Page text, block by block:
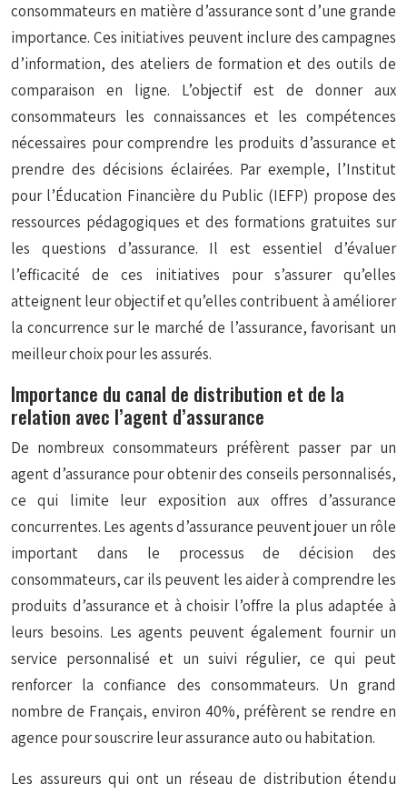
consommateurs en matière d’assurance sont d’une grande
importance. Ces initiatives peuvent inclure des campagnes
d’information, des ateliers de formation et des outils de
comparaison en ligne. L’objectif est de donner aux
consommateurs les connaissances et les compétences
nécessaires pour comprendre les produits d’assurance et
prendre des décisions éclairées. Par exemple, l’Institut
pour l’Éducation Financière du Public (IEFP) propose des
ressources pédagogiques et des formations gratuites sur
les questions d’assurance. Il est essentiel d’évaluer
l’efficacité de ces initiatives pour s’assurer qu’elles
atteignent leur objectif et qu’elles contribuent à améliorer
la concurrence sur le marché de l’assurance, favorisant un
meilleur choix pour les assurés.
Importance du canal de distribution et de la
relation avec l’agent d’assurance
De nombreux consommateurs préfèrent passer par un
agent d’assurance pour obtenir des conseils personnalisés,
ce qui limite leur exposition aux offres d’assurance
concurrentes. Les agents d’assurance peuvent jouer un rôle
important dans le processus de décision des
consommateurs, car ils peuvent les aider à comprendre les
produits d’assurance et à choisir l’offre la plus adaptée à
leurs besoins. Les agents peuvent également fournir un
service personnalisé et un suivi régulier, ce qui peut
renforcer la confiance des consommateurs. Un grand
nombre de Français, environ 40%, préfèrent se rendre en
agence pour souscrire leur assurance auto ou habitation.
Les assureurs qui ont un réseau de distribution étendu